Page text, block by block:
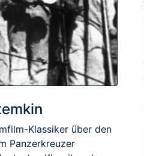
Klassiker über den
Panzerkreuzer